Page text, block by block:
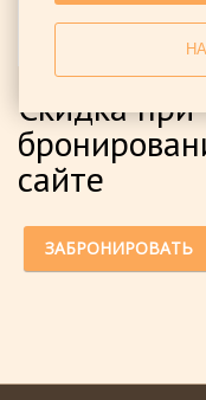
Скидка при
сайте
ЗАБРОНИРОВАТЬ